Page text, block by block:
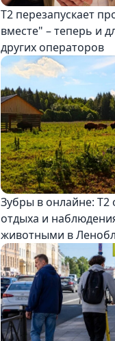
Т2 перезапускает
вместе" – теперь и
других операторов
Зубры в онлайне: Т2
отдыха и
животными в